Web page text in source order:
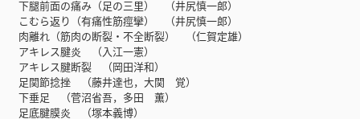
下腿前面の痛み（足の三里） （井尻慎一郎）
こむら返り（有痛性筋痙攣） （井尻慎一郎）
肉離れ（筋肉の断裂・不全断裂） （仁賀定雄）
アキレス腱炎 （入江一憲）
アキレス腱断裂 （岡田洋和）
足関節捻挫 （藤井達也，大関 覚）
下垂足 （菅沼省吾，多田 薫）
足底腱膜炎 （塚本義博）